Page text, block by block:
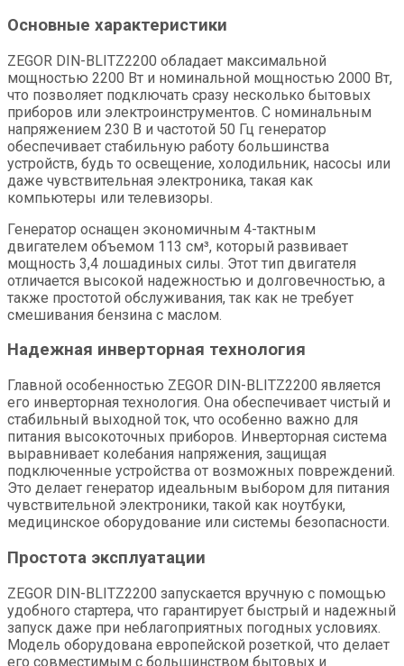
Основные характеристики
ZEGOR DIN-BLITZ2200 обладает максимальной
мощностью 2200 Вт и номинальной мощностью 2000 Вт,
что позволяет подключать сразу несколько бытовых
приборов или электроинструментов. С номинальным
напряжением 230 В и частотой 50 Гц генератор
обеспечивает стабильную работу большинства
устройств, будь то освещение, холодильник, насосы или
даже чувствительная электроника, такая как
компьютеры или телевизоры.
Генератор оснащен экономичным 4-тактным
двигателем объемом 113 см³, который развивает
мощность 3,4 лошадиных силы. Этот тип двигателя
отличается высокой надежностью и долговечностью, а
также простотой обслуживания, так как не требует
смешивания бензина с маслом.
Надежная инверторная технология
Главной особенностью ZEGOR DIN-BLITZ2200 является
его инверторная технология. Она обеспечивает чистый и
стабильный выходной ток, что особенно важно для
питания высокоточных приборов. Инверторная система
выравнивает колебания напряжения, защищая
подключенные устройства от возможных повреждений.
Это делает генератор идеальным выбором для питания
чувствительной электроники, такой как ноутбуки,
медицинское оборудование или системы безопасности.
Простота эксплуатации
ZEGOR DIN-BLITZ2200 запускается вручную с помощью
удобного стартера, что гарантирует быстрый и надежный
запуск даже при неблагоприятных погодных условиях.
Модель оборудована европейской розеткой, что делает
его совместимым с большинством бытовых и